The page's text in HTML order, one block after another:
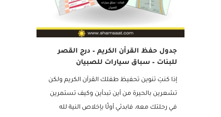
جدول حفظ القرأن الكريم – درج القصر
للبنات – سباق سيارات للصبيان
إذا كنتِ تنوين تحفيظ طفلك القرآن الكريم ولكن